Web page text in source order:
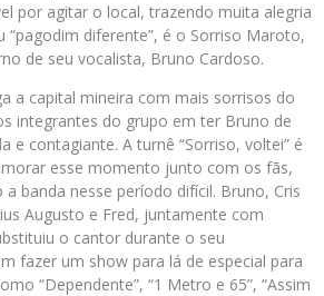
por agitar o local, trazendo muita alegria
“pagodim diferente”, é o Sorriso Maroto,
de seu vocalista, Bruno Cardoso.
a capital mineira com mais sorrisos do
integrantes do grupo em ter Bruno de
e contagiante. A turnê “Sorriso, voltei” é
esse momento junto com os fãs,
banda nesse período difícil. Bruno, Cris
Augusto e Fred, juntamente com
o cantor durante o seu
fazer um show para lá de especial para
“Dependente”, “1 Metro e 65”, “Assim